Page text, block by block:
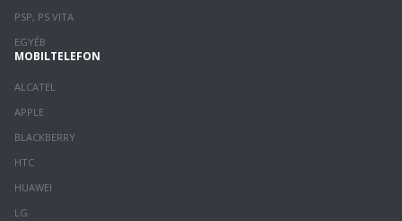
PSP, PS VITA
EGYÉB
MOBILTELEFON
ALCATEL
APPLE
BLACKBERRY
HTC
HUAWEI
LG